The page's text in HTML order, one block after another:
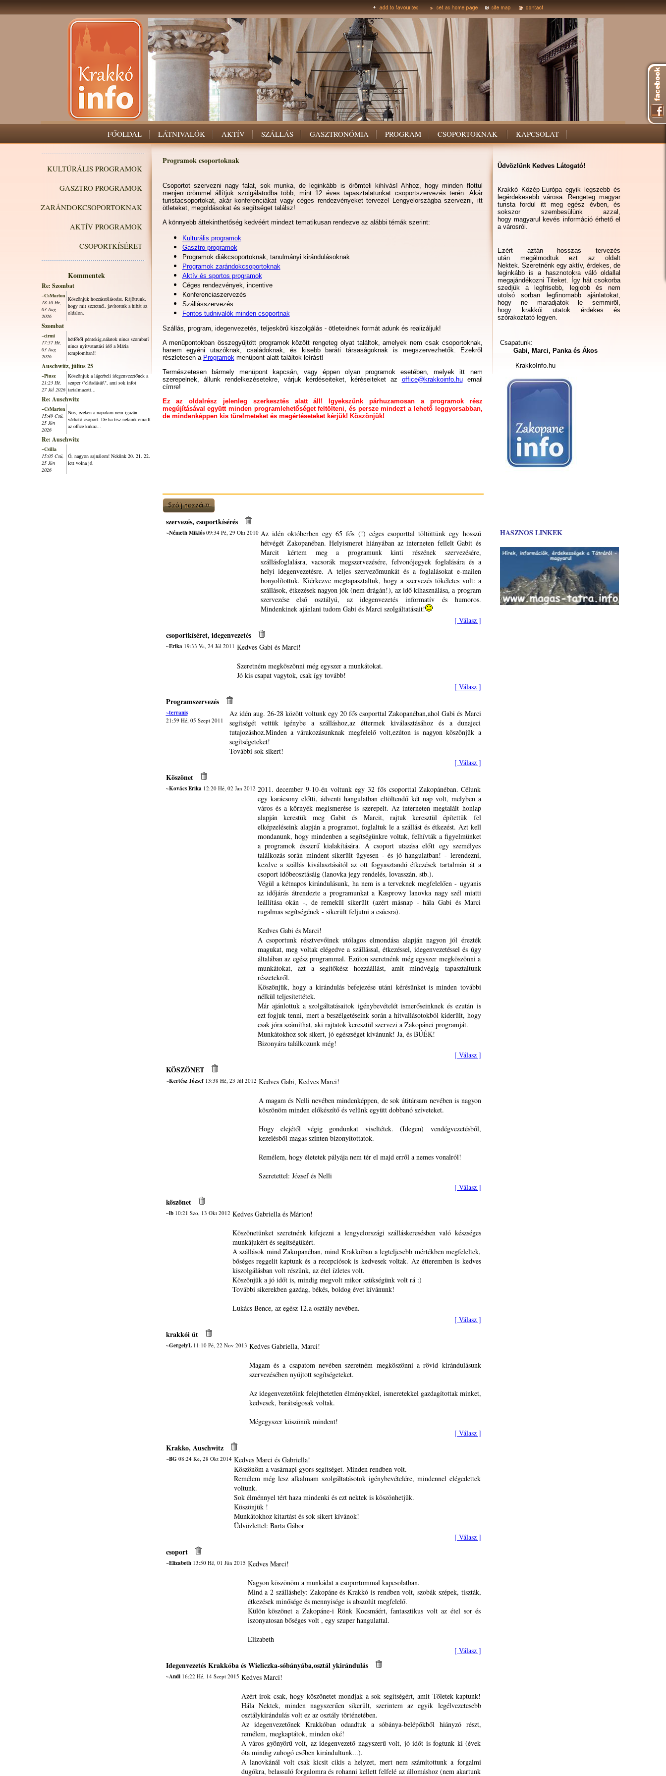
FŐOLDAL LÁTNIVALÓK AKTÍV SZÁLLÁS GASZTRONÓMIA PROGRAM CSOPORTOKNAK KAPCSOLAT
KULTÚRÁLIS PROGRAMOK
GASZTRO PROGRAMOK
ZARÁNDOKCSOPORTOKNAK
AKTÍV PROGRAMOK
CSOPORTKÍSÉRET
Kommentek
Re: Szombat
~CsMarton
18:10 Hé,
03 Aug
2026
Köszönjük hozzászólásodat. Rájöttünk,
hogy mit szeretnél, javítottuk a hibát az
oldalon.
Szombat
~cirmi
17:57 Hé,
03 Aug
2026
hétfőtől péntekig,nálatok nincs szombat?
nincs nyitvatartási idő a Mária
templomban!!
Auschwitz, július 25
~Piusz
21:23 Hé,
27 Júl 2026
Köszönjük a lágerbeli idegenvezetőnek a
szuper \"előadását\", ami sok infot
tartalmazott...
Re: Auschwitz
~CsMarton
15:49 Csü,
25 Jún
2026
Nos, ezeken a napokon nem igazán
várható csoport. De ha írsz nekünk emailt
az office kukac...
Re: Auschwitz
~Csilla
15:05 Csü,
25 Jún
2026
Ó, nagyon sajnálom! Nekünk 20. 21. 22.
lett volna jó.
Programok csoportoknak
Csoportot szervezni nagy falat, sok munka, de leginkább is örömteli kihívás! Ahhoz, hogy minden flottul
menjen örömmel állítjuk szolgálatodba több, mint 12 éves tapasztalatunkat csoportszervezés terén. Akár
turistacsoportokat, akár konferenciákat vagy céges rendezvényeket tervezel Lengyelországba szervezni, itt
ötleteket, megoldásokat és segítséget találsz!
A könnyebb áttekinthetőség kedvéért mindezt tematikusan rendezve az alábbi témák szerint:
Kulturális programok
Gasztro programok
Programok diákcsoportoknak, tanulmányi kirándulásoknak
Programok zarándokcsoportoknak
Aktív és sportos programok
Céges rendezvények, incentive
Konferenciaszervezés
Szállásszervezés
Fontos tudnivalók minden csoportnak
Szállás, program, idegenvezetés, teljeskörű kiszolgálás - ötleteidnek formát adunk és realizáljuk!
A menüpontokban összegyűjtött programok között rengeteg olyat találtok, amelyek nem csak csoportoknak,
hanem egyéni utazóknak, családoknak, és kisebb baráti társaságoknak is megszervezhetők. Ezekről
részletesen a Programokmenüpont alatt találtok leírást!
Természetesen bármely menüpont kapcsán, vagy éppen olyan programok esetében, melyek itt nem
szerepelnek, állunk rendelkezésetekre, várjuk kérdéseiteket, kéréseiteket az office@krakkoinfo.huemail
címre!
Ez az oldalrész jelenleg szerkesztés alatt áll! Igyekszünk párhuzamosan a programok rész
megújításával együtt minden programlehetőséget feltölteni, és persze mindezt a lehető leggyorsabban,
de mindenképpen kis türelmeteket és megértéseteket kérjük! Köszönjük!
szervezés, csoportkísérés
~Németh Miklós09:34 Pé, 29 Okt 2010 Az idén októberben egy 65 fős (!) céges csoporttal töltöttünk egy hosszú
hétvégét Zakopanéban. Helyismeret hiányában az interneten fellelt Gabit és
Marcit kértem meg a programunk kinti részének szervezésére,
szállásfoglalásra, vacsorák megszervezésére, felvonójegyek foglalására és a
helyi idegenvezetésre. A teljes szervezőmunkát és a foglalásokat e-mailen
bonyolítottuk. Kiérkezve megtapasztaltuk, hogy a szervezés tökéletes volt: a
szállások, étkezések nagyon jók (nem drágán!), az idő kihasználása, a program
szervezése első osztályú, az idegenvezetés informatív és humoros.
Mindenkinek ajánlani tudom Gabi és Marci szolgáltatásait!
[ Válasz ]
csoportkíséret, idegenvezetés
~Erika19:33 Va, 24 Júl 2011 Kedves Gabi és Marci!
Szeretném megköszönni még egyszer a munkátokat.
Jó kis csapat vagytok, csak így tovább!
[ Válasz ]
Programszervezés
~terranis
21:59 Hé, 05 Szept 2011
Az idén aug. 26-28 között voltunk egy 20 fős csoporttal Zakopanéban,ahol Gabi és Marci
segítségét vettük igénybe a szálláshoz,az éttermek kiválasztásához és a dunajeci
tutajozáshoz.Minden a várakozásunknak megfelelő volt,ezúton is nagyon köszönjük a
segítségeteket!
További sok sikert!
[ Válasz ]
Köszönet
~Kovács Erika12:20 Hé, 02 Jan 2012 2011. december 9-10-én voltunk egy 32 fős csoporttal Zakopánéban. Célunk
egy karácsony előtti, ádventi hangulatban eltöltendő két nap volt, melyben a
város és a környék megismerése is szerepelt. Az interneten megtalált honlap
alapján kerestük meg Gabit és Marcit, rajtuk keresztül építettük fel
elképzeléseink alapján a programot, foglaltuk le a szállást és étkezést. Azt kell
mondanunk, hogy mindenben a segítségünkre voltak, felhívták a figyelmünket
a programok ésszerű kialakítására. A csoport utazása előtt egy személyes
találkozás során mindent sikerült ügyesen - és jó hangulatban! - lerendezni,
kezdve a szállás kiválasztásától az ott fogyasztandó étkezések tartalmán át a
csoport időbeosztásáig (lanovka jegy rendelés, lovasszán, stb.).
Végül a kétnapos kirándulásunk, ha nem is a terveknek megfelelően - ugyanis
az időjárás átrendezte a programunkat a Kasprowy lanovka nagy szél miatti
leállítása okán -, de remekül sikerült (azért másnap - hála Gabi és Marci
rugalmas segítségének - sikerült feljutni a csúcsra).
Kedves Gabi és Marci!
A csoportunk résztvevőinek utólagos elmondása alapján nagyon jól érezték
magukat, meg voltak elégedve a szállással, étkezéssel, idegenvezetéssel és úgy
általában az egész programmal. Ezúton szeretnénk még egyszer megköszönni a
munkátokat, azt a segítőkész hozzáállást, amit mindvégig tapasztaltunk
részetekről.
Köszönjük, hogy a kirándulás befejezése utáni kérésünket is minden további
nélkül teljesítettétek.
Már ajánlottuk a szolgáltatásaitok igénybevételét ismerőseinknek és ezután is
ezt fogjuk tenni, mert a beszélgetéseink során a hitvallásotokból kiderült, hogy
csak jóra számíthat, aki rajtatok keresztül szervezi a Zakopánei programját.
Munkátokhoz sok sikert, jó egészséget kívánunk! Ja, és BÚÉK!
Bizonyára találkozunk még!
[ Válasz ]
KÖSZÖNET
~Kertész József13:38 Hé, 23 Júl 2012 Kedves Gabi, Kedves Marci!
A magam és Nelli nevében mindenképpen, de sok útitársam nevében is nagyon
köszönöm minden előkészítő és velünk együtt dobbanó szíveteket.
Hogy elejétől végig gondunkat viseltétek. (Idegen) vendégvezetésből,
kezelésből magas szinten bizonyítottatok.
Remélem, hogy életetek pályája nem tér el majd erről a nemes vonalról!
Szeretettel: József és Nelli
[ Válasz ]
köszönet
~lb10:21 Szo, 13 Okt 2012 Kedves Gabriella és Márton!
Köszönetünket szeretnénk kifejezni a lengyelországi szálláskeresésben való készséges
munkájukért és segítségükért.
A szállások mind Zakopanéban, mind Krakkóban a legteljesebb mértékben megfeleltek,
bőséges reggelit kaptunk és a recepciósok is kedvesek voltak. Az étteremben is kedves
kiszolgálásban volt részünk, az étel ízletes volt.
Köszönjük a jó időt is, mindig megvolt mikor szükségünk volt rá :)
További sikerekben gazdag, békés, boldog évet kívánunk!
Lukács Bence, az egész 12.a osztály nevében.
[ Válasz ]
krakkói út
~GergelyL11:10 Pé, 22 Nov 2013 Kedves Gabriella, Marci!
Magam és a csapatom nevében szeretném megköszönni a rövid kirándulásunk
szervezésében nyújtott segítségeteket.
Az idegenvezetőink felejthetetlen élményekkel, ismeretekkel gazdagítottak minket,
kedvesek, barátságosak voltak.
Mégegyszer köszönök mindent!
[ Válasz ]
Krakko, Auschwitz
~BG 08:24 Ke, 28 Okt 2014 Kedves Marci és Gabriella!
Köszönöm a vasárnapi gyors segítséget. Minden rendben volt.
Remélem még lesz alkalmam szolgáltatásotok igénybevételére, mindennel elégedettek
voltunk.
Sok élménnyel tért haza mindenki és ezt nektek is köszönhetjük.
Köszönjük !
Munkátokhoz kitartást és sok sikert kívánok!
Üdvözlettel: Barta Gábor
[ Válasz ]
csoport
~Elizabeth13:50 Hé, 01 Jún 2015 Kedves Marci!
Nagyon köszönöm a munkádat a csoportommal kapcsolatban.
Mind a 2 szálláshely: Zakopáne és Krakkó is rendben volt, szobák szépek, tiszták,
étkezések minősége és mennyisége is abszolút megfelelő.
Külön köszönet a Zakopáne-i Rönk Kocsmáért, fantasztikus volt az étel sor és
iszonyatosan bőséges volt , egy szuper hangulattal.
Elizabeth
[ Válasz ]
Idegenvezetés Krakkóba és Wieliczka-sóbányába,osztál ykirándulás
~Andi16:22 Hé, 14 Szept 2015 Kedves Marci!
Azért írok csak, hogy köszönetet mondjak a sok segítségért, amit Tőletek kaptunk!
Hála Nektek, minden nagyszerűen sikerült, szerintem az egyik legélvezetesebb
osztálykirándulás volt ez az osztály történetében.
Az idegenvezetőnek Krakkóban odaadtuk a sóbánya-belépőkből hiányzó részt,
remélem, megkaptátok, minden oké!
A város gyönyörű volt, az idegenvezető nagyszerű volt, jó időt is fogtunk ki (évek
óta mindig zuhogó esőben kirándultunk...).
A lanovkánál volt csak kicsit cikis a helyzet, mert nem számítottunk a forgalmi
dugókra, belassuló forgalomra és rohanni kellett felfelé az állomáshoz (nem akartunk
Üdvözlünk Kedves Látogató!
Krakkó Közép-Európa egyik legszebb és
legérdekesebb városa. Rengeteg magyar
turista fordul itt meg egész évben, és
sokszor szembesülünk azzal,
hogy magyarul kevés információ érhető el
a városról.
Ezért aztán hosszas tervezés
után megálmodtuk ezt az oldalt
Nektek. Szeretnénk egy aktív, érdekes, de
leginkább is a hasznotokra váló oldallal
megajándékozni Titeket. Így hát csokorba
szedjük a legfrisebb, legjobb és nem
utolsó sorban legfinomabb ajánlatokat,
hogy ne maradjatok le semmiről,
hogy krakkói utatok érdekes és
szórakoztató legyen.
Csapatunk:
Gabi, Marci, Panka és Ákos
KrakkoInfo.hu
HASZNOS LINKEK